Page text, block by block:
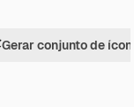
Gerar conjunto de